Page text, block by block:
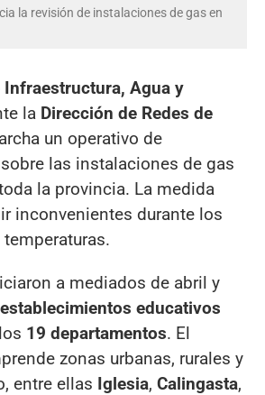
la revisión de instalaciones de gas en
Agua y
la Dirección de Redes de
un operativo de
las instalaciones de gas
la provincia. La medida
inconvenientes durante los
a mediados de abril y
educativos
19 departamentos. El
zonas urbanas, rurales y
entre ellas Iglesia, Calingasta,